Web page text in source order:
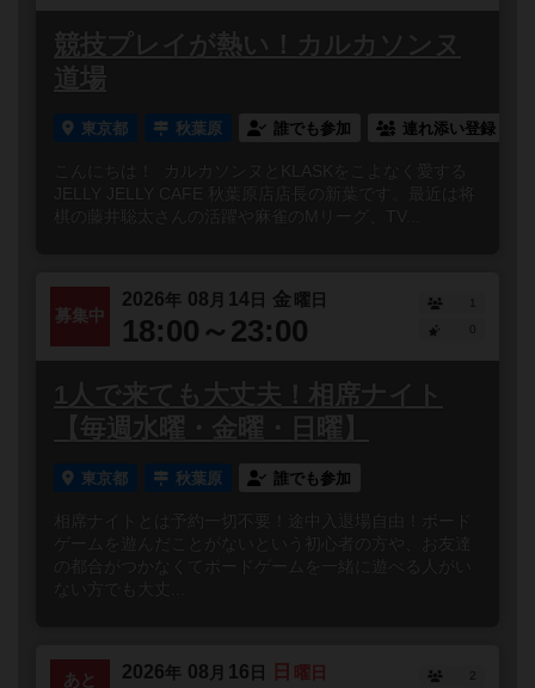
競技プレイが熱い！カルカソンヌ
道場
東京都 秋葉原 誰でも参加 連れ添い登録
こんにちは！ カルカソンヌとKLASKをこよなく愛する
JELLY JELLY CAFE 秋葉原店店長の新葉です。最近は将
棋の藤井聡太さんの活躍や麻雀のMリーグ、TV...
募集中
2026年 08 月 14 日 金曜日
18:00～23:00
1
1人で来ても大丈夫！相席ナイト
【毎週水曜・金曜・日曜】
東京都 秋葉原 誰でも参加
相席ナイトとは予約一切不要！途中入退場自由！ボード
ゲームを遊んだことがないという初心者の方や、お友達
の都合がつかなくてボードゲームを一緒に遊べる人がい
ない方でも大丈...
あと
2026年 08 月 16 日 日 曜日
2